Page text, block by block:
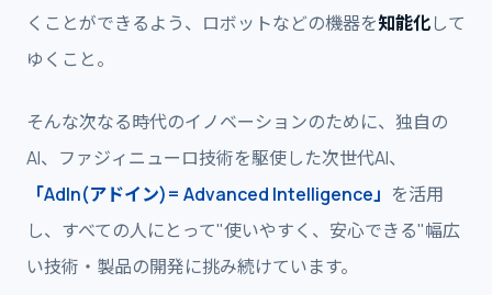
くことができるよう、ロボットなどの機器を知能化して
ゆくこと。
そんな次なる時代のイノベーションのために、独自の
AI、ファジィニューロ技術を駆使した次世代AI、
「AdIn(アドイン)= Advanced Intelligence」 を活用
し、すべての人にとって"使いやすく、安心できる"幅広
い技術・製品の開発に挑み続けています。